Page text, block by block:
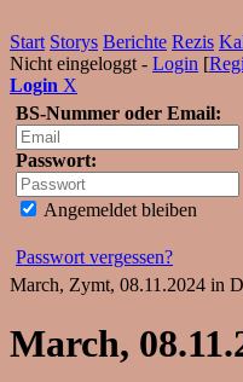
Start Storys Berichte Rezis
Nicht eingeloggt - Login [
Login X
BS-Nummer oder Email:
Passwort:
Angemeldet bleiben
Passwort vergessen?
March, Zymt, 08.11.2024 in
March,